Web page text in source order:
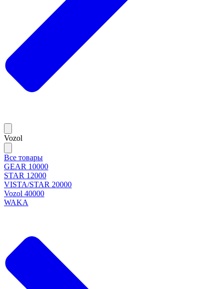
Vozol
Все товары
GEAR 10000
STAR 12000
VISTA/STAR 20000
Vozol 40000
WAKA